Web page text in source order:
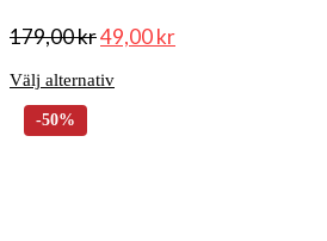
179,00kr49,00kr
Välj alternativ